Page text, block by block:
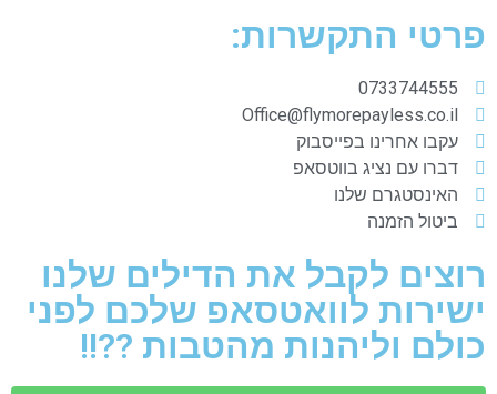
פרטי התקשרות:
0733744555
Office@flymorepayless.co.il
עקבו אחרינו בפייסבוק
דברו עם נציג בווטסאפ
האינסטגרם שלנו
ביטול הזמנה
רוצים לקבל את הדילים שלנו
ישירות לוואטסאפ שלכם לפני
כולם וליהנות מהטבות ??!!